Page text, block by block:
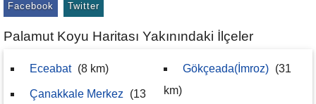
Facebook Twitter
Palamut Koyu Haritası Yakınındaki İlçeler
Eceabat (8 km)
Çanakkale Merkez
(13
Gökçeada(İmroz) (31
km)